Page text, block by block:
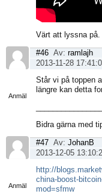
Värt att lyssna på.
Anmäl
#46 Av: ramlajh
2013-11-28
Står vi på toppen
längre kan detta
Bidra gärna med
Anmäl
#47 Av: JohanB
2013-12-05
http://
china-boost-
mod=sfmw